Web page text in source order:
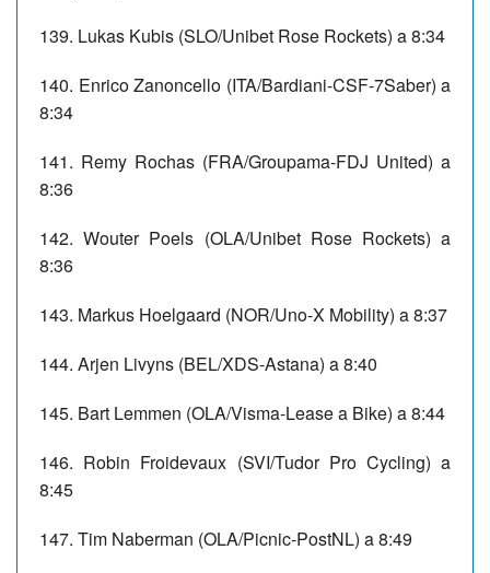
139. Lukas Kubis (SLO/Unibet Rose Rockets) a 8:34
140. Enrico Zanoncello (ITA/Bardiani-CSF-7Saber) a
8:34
141. Remy Rochas (FRA/Groupama-FDJ United) a
8:36
142. Wouter Poels (OLA/Unibet Rose Rockets) a
8:36
143. Markus Hoelgaard (NOR/Uno-X Mobility) a 8:37
144. Arjen Livyns (BEL/XDS-Astana) a 8:40
145. Bart Lemmen (OLA/Visma-Lease a Bike) a 8:44
146. Robin Froidevaux (SVI/Tudor Pro Cycling) a
8:45
147. Tim Naberman (OLA/Picnic-PostNL) a 8:49